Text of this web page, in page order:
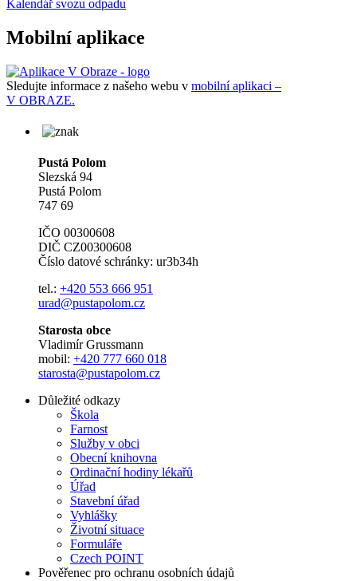
Kalendář svozu odpadu
Mobilní aplikace
Sledujte informace z našeho webu v mobilní aplikaci –
V OBRAZE.
Pustá Polom
Slezská 94
Pustá Polom
747 69
IČO 00300608
DIČ CZ00300608
Číslo datové schránky: ur3b34h
tel.: +420 553 666 951
urad@pustapolom.cz
Starosta obce
Vladimír Grussmann
mobil: +420 777 660 018
starosta@pustapolom.cz
Důležité odkazy
Škola
Farnost
Služby v obci
Obecní knihovna
Ordinační hodiny lékařů
Úřad
Stavební úřad
Vyhlášky
Životní situace
Formuláře
Czech POINT
Pověřenec pro ochranu osobních údajů